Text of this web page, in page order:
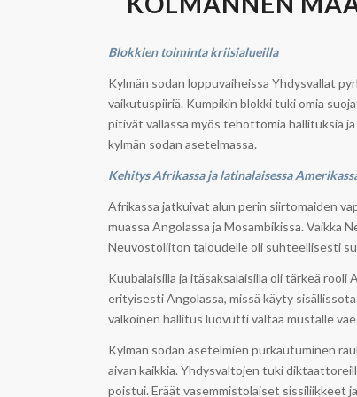
Blokkien toiminta kriisialueilla
Kylmän sodan loppuvaiheissa Yhdysvallat
vaikutuspiiriä. Kumpikin blokki tuki omia
pitivät vallassa myös tehottomia hallituksia
kylmän sodan asetelmassa.
Kehitys Afrikassa ja latinalaisessa
Afrikassa jatkuivat alun perin siirtomaiden
muassa Angolassa ja Mosambikissa.
Neuvostoliiton taloudelle oli suhteellisesti
Kuubalaisilla ja itäsaksalaisilla oli tärkeä
erityisesti Angolassa, missä käyty
valkoinen hallitus luovutti valtaa mustalle
Kylmän sodan asetelmien purkautuminen
aivan kaikkia. Yhdysvaltojen tuki
poistui. Eräät vasemmistolaiset sissiliikkeet